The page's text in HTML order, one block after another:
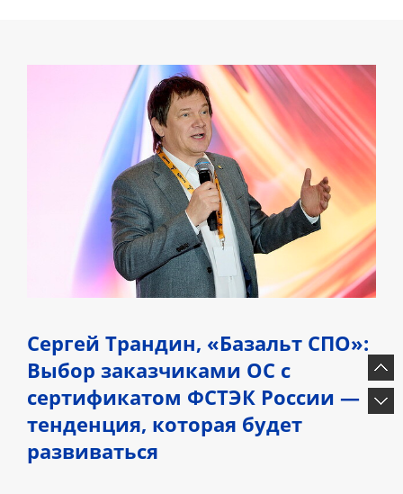
Сергей Трандин, «Базальт СПО»:
Выбор заказчиками ОС с
сертификатом ФСТЭК России —
тенденция, которая будет
развиваться